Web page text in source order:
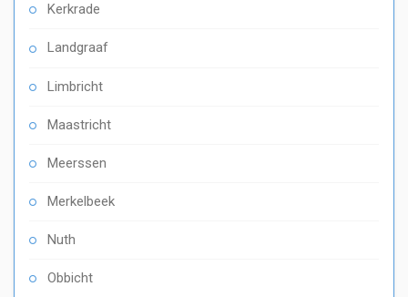
Kerkrade
Landgraaf
Limbricht
Maastricht
Meerssen
Merkelbeek
Nuth
Obbicht